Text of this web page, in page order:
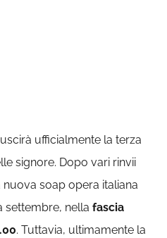
ufficialmente la terza
signore. Dopo vari rinvii
soap opera italiana
settembre, nellafascia
. Tuttavia, ultimamente la